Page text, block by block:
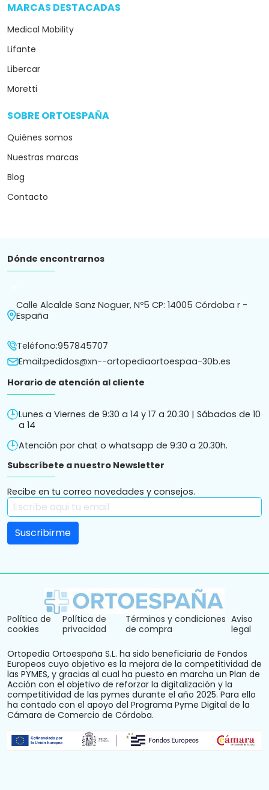
MARCAS DESTACADAS
Medical Mobility
Lifante
Libercar
Moretti
SOBRE ORTOESPAÑA
Quiénes somos
Nuestras marcas
Blog
Contacto
Dónde encontrarnos
Calle Alcalde Sanz Noguer, Nº5 CP: 14005 Córdoba r -
España
Teléfono:957845707
Email:pedidos@xn--ortopediaortoespaa-30b.es
Horario de atención al cliente
Lunes a Viernes de 9:30 a 14 y 17 a 20.30 | Sábados de 10
a 14
Atención por chat o whatsapp de 9:30 a 20.30h.
Subscríbete a nuestro Newsletter
Recibe en tu correo novedades y consejos.
Política de
cookies
Política de
privacidad
Términos y condiciones
de compra
Aviso
legal
Ortopedia Ortoespaña S.L. ha sido beneficiaria de Fondos
Europeos cuyo objetivo es la mejora de la competitividad de
las PYMES, y gracias al cual ha puesto en marcha un Plan de
Acción con el objetivo de reforzar la digitalización y la
competitividad de las pymes durante el año 2025. Para ello
ha contado con el apoyo del Programa Pyme Digital de la
Cámara de Comercio de Córdoba.